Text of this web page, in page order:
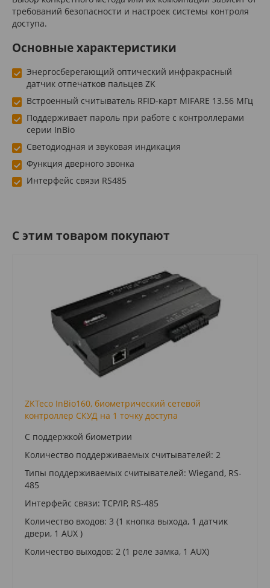
требований безопасности и настроек системы контроля
доступа.
Основные характеристики
Энергосберегающий оптический инфракрасный
датчик отпечатков пальцев ZK
Встроенный считыватель RFID-карт MIFARE 13.56 МГц
Поддерживает пароль при работе с контроллерами
серии InBio
Светодиодная и звуковая индикация
Функция дверного звонка
Интерфейс связи RS485
C этим товаром покупают
ZKTeco InBio160, биометрический сетевой
контроллер СКУД на 1 точку доступа
С поддержкой биометрии
Количество поддерживаемых считывателей: 2
Типы поддерживаемых считывателей: Wiegand, RS-
485
Интерфейс связи: TCP/IP, RS-485
Количество входов: 3 (1 кнопка выхода, 1 датчик
двери, 1 AUX )
Количество выходов: 2 (1 реле замка, 1 AUX)